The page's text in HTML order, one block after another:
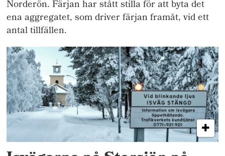
Norderön. Färjan har stått stilla för att byta det
ena aggregatet, som driver färjan framåt, vid ett
antal tillfällen.